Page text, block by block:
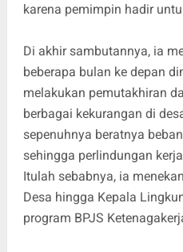
karena pemimpin hadir
​Di akhir sambutannya, ia
beberapa bulan ke depan
melakukan pemutakhiran
berbagai kekurangan di
sepenuhnya beratnya
sehingga perlindungan
Itulah sebabnya, ia
Desa hingga Kepala
program BPJS